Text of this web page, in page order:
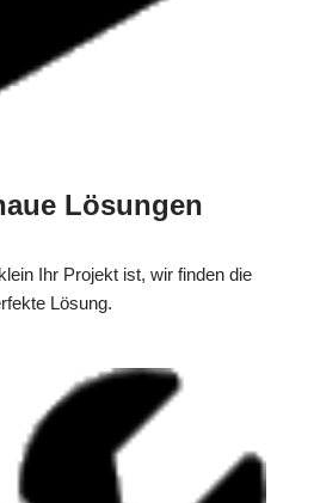
Lösungen
Ihr Projekt ist, wir finden die
Lösung.